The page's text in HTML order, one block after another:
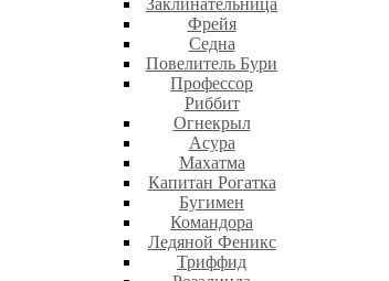
Заклинательница
Фрейя
Седна
Повелитель Бури
Профеcсор
Риббит
Огнекрыл
Асура
Махатма
Капитан Рогатка
Бугимен
Командора
Ледяной Феникс
Триффид